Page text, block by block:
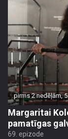
pirms 2 nedēļām,
Margaritai
pamatīgas
69. epizode